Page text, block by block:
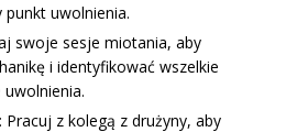
uwolnienia.
swoje sesje miotania, aby
i identyfikować wszelkie
z kolegą z drużyny, aby